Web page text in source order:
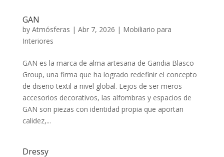
GAN
by Atmósferas | Abr 7, 2026 | Mobiliario para
Interiores
GAN es la marca de alma artesana de Gandia Blasco
Group, una firma que ha logrado redefinir el concepto
de diseño textil a nivel global. Lejos de ser meros
accesorios decorativos, las alfombras y espacios de
GAN son piezas con identidad propia que aportan
calidez,...
Dressy